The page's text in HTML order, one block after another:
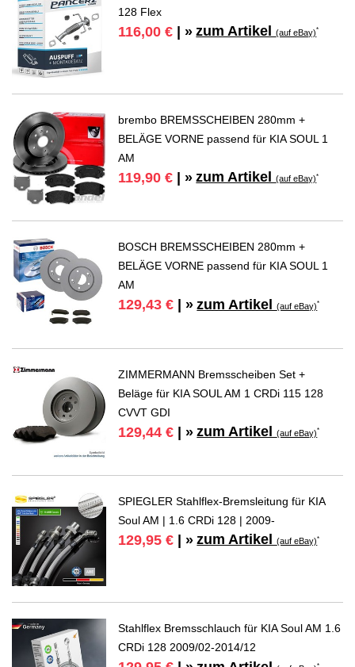
128 Flex
116,00 € | » zum Artikel(auf eBay)*
brembo BREMSSCHEIBEN 280mm +
BELÄGE VORNE passend für KIA SOUL 1
AM
119,90 € | » zum Artikel(auf eBay)*
BOSCH BREMSSCHEIBEN 280mm +
BELÄGE VORNE passend für KIA SOUL 1
AM
129,43 € | » zum Artikel(auf eBay)*
ZIMMERMANN Bremsscheiben Set +
Beläge für KIA SOUL AM 1 CRDi 115 128
CVVT GDI
129,44 € | » zum Artikel(auf eBay)*
SPIEGLER Stahlflex-Bremsleitung für KIA
Soul AM | 1.6 CRDi 128 | 2009-
129,95 € | » zum Artikel(auf eBay)*
Stahlflex Bremsschlauch für KIA Soul AM 1.6
CRDi 128 2009/02-2014/12